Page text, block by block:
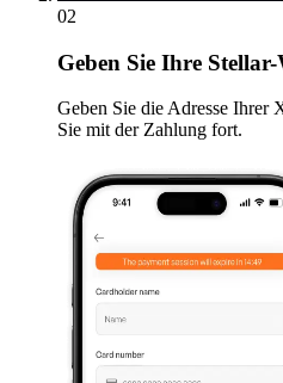
02
Geben Sie Ihre Stellar-
Geben Sie die Adresse Ihrer
Sie mit der Zahlung fort.